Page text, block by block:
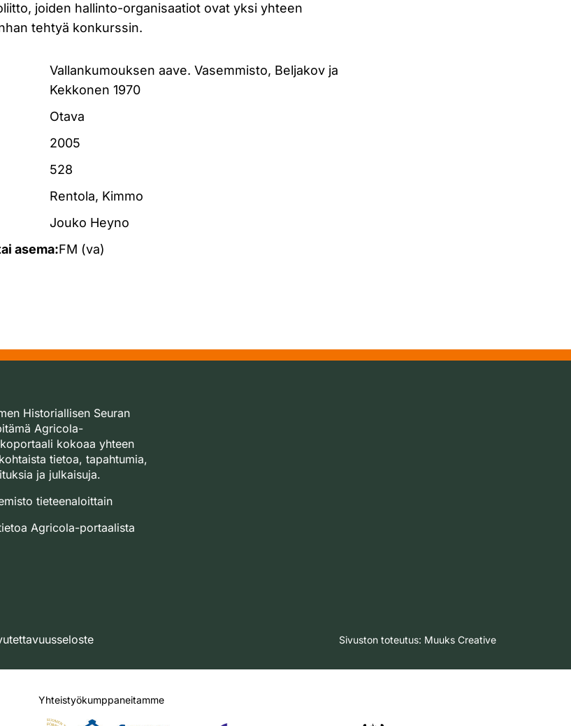
joiden hallinto-organisaatiot ovat yksi yhteen
tehtyä konkurssin.
Vallankumouksen aave. Vasemmisto, Beljakov ja
Kekkonen 1970
Otava
2005
528
Rentola, Kimmo
Jouko Heyno
asema:FM (va)
Historiallisen Seuran
Agricola-
kokoaa yhteen
tietoa, tapahtumia,
ja julkaisuja.
tieteenaloittain
Agricola-portaalista
Sivuston toteutus: Muuks Creative
Yhteistyökumppaneitamme